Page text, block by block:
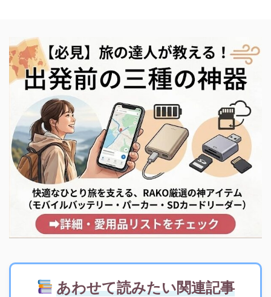
あわせて読みたい関連記事